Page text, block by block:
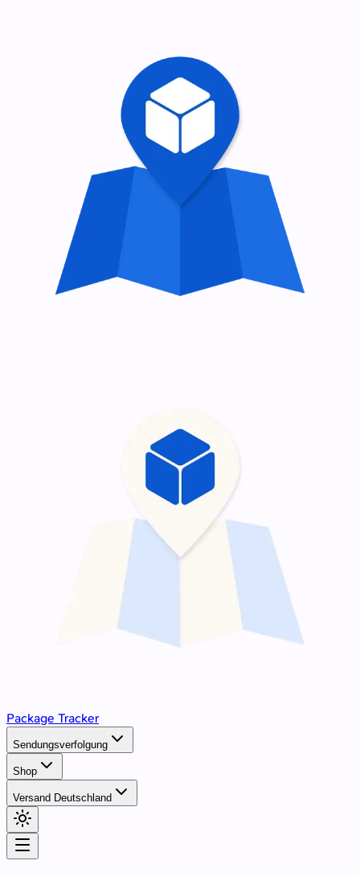
Package Tracker
Sendungsverfolgung
Shop
Versand Deutschland